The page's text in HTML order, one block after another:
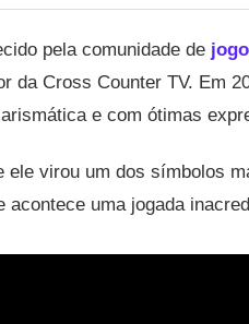
pela comunidade de
da Cross Counter TV. Em
e com ótimas
ele virou um dos símbolos
acontece uma jogada